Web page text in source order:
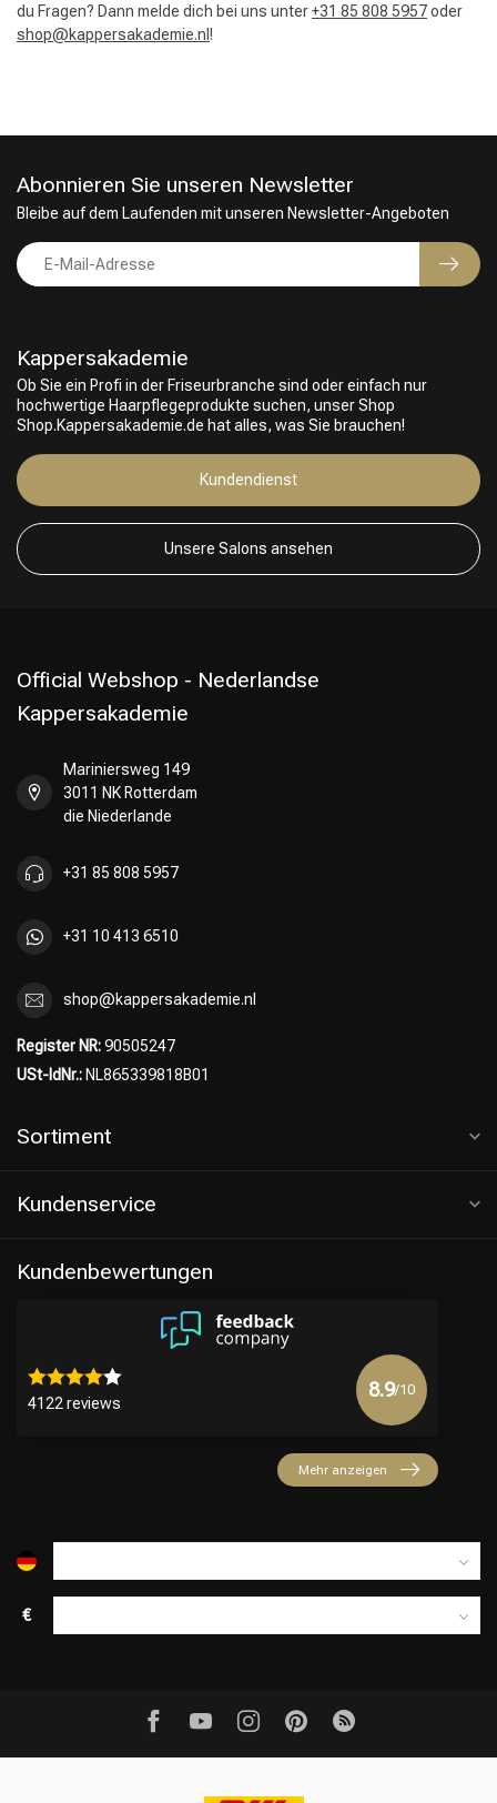
du Fragen? Dann melde dich bei uns unter+31 85 808 5957oder
shop@kappersakademie.nl !
Kappersakademie
Ob Sie ein Profi in der Friseurbranche sind oder einfach nur
hochwertige Haarpflegeprodukte suchen, unser Shop
Shop.Kappersakademie.de hat alles, was Sie brauchen!
Kundendienst
Unsere Salons ansehen
Abonnieren Sie unseren Newsletter
Bleibe auf dem Laufenden mit unseren Newsletter-Angeboten
Official Webshop - Nederlandse
Kappersakademie
Mariniersweg 149
3011 NK Rotterdam
die Niederlande
+31 85 808 5957
+31 10 413 6510
shop@kappersakademie.nl
Register NR:90505247
USt-IdNr.: NL865339818B01
Sortiment
Kundenservice
Kundenbewertungen
4122 reviews
8.9/10
Mehr anzeigen
€